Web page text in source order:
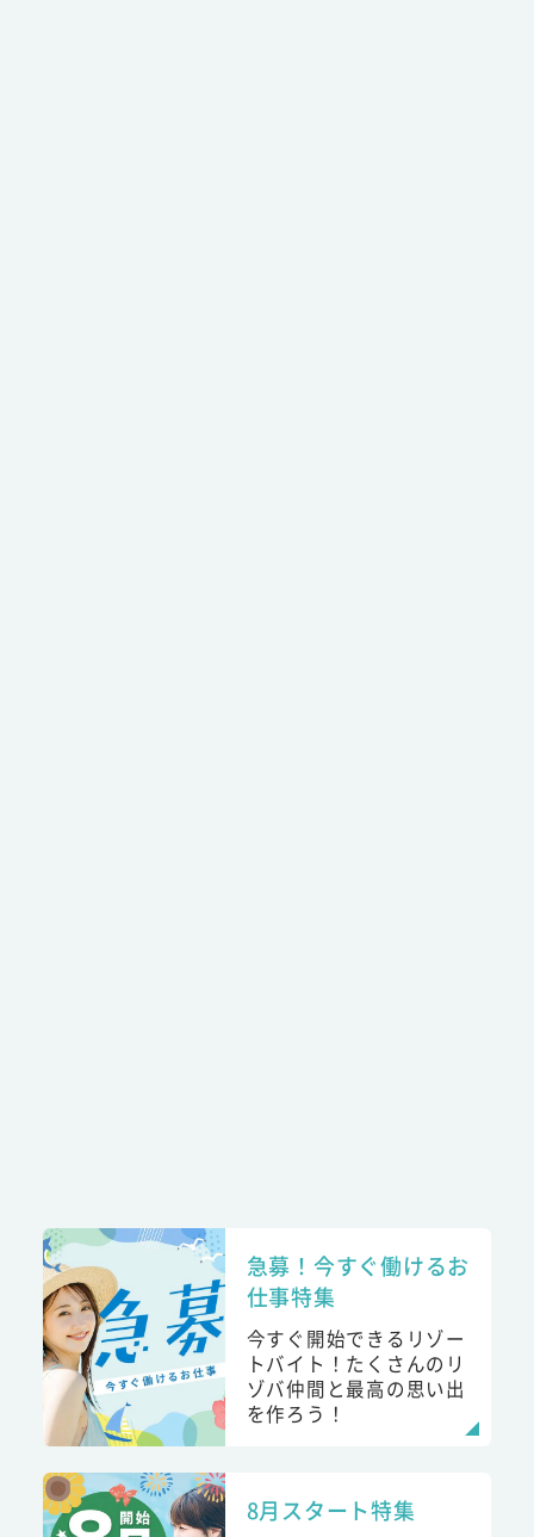
急募！今すぐ働けるお
仕事特集
今すぐ開始できるリゾー
トバイト！たくさんのリ
ゾバ仲間と最高の思い出
を作ろう！
8月スタート特集